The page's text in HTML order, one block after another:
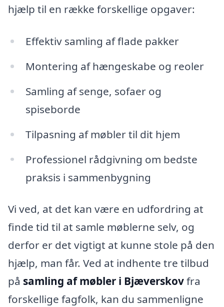
hjælp til en række forskellige opgaver:
Effektiv samling af flade pakker
Montering af hængeskabe og reoler
Samling af senge, sofaer og
spiseborde
Tilpasning af møbler til dit hjem
Professionel rådgivning om bedste
praksis i sammenbygning
Vi ved, at det kan være en udfordring at
finde tid til at samle møblerne selv, og
derfor er det vigtigt at kunne stole på den
hjælp, man får. Ved at indhente tre tilbud
på samling af møbler i Bjæverskovfra
forskellige fagfolk, kan du sammenligne